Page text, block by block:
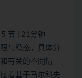
节 | 21分钟
与稳态。具体分
有关的不同情
着基于马尔科夫